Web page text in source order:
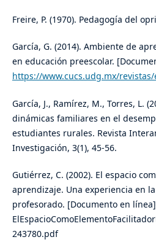
Freire, P. (1970). Pedagogía del
García, G. (2014). Ambiente de
en educación preescolar.
https://www.cucs.udg.mx/
García, J., Ramírez, M., Torres, L.
dinámicas familiares en el
estudiantes rurales. Revista
Investigación, 3(1), 45-56.
Gutiérrez, C. (2002). El espacio
aprendizaje. Una experiencia en
profesorado. [Documento en
243780.pdf